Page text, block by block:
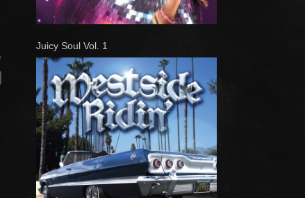
Juicy Soul Vol. 1